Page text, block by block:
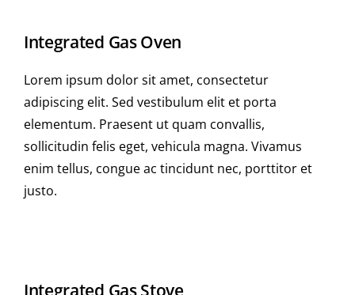
Integrated Gas Oven
Lorem ipsum dolor sit amet, consectetur
adipiscing elit. Sed vestibulum elit et porta
elementum. Praesent ut quam convallis,
sollicitudin felis eget, vehicula magna. Vivamus
enim tellus, congue ac tincidunt nec, porttitor et
justo.
Integrated Gas Stove